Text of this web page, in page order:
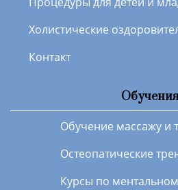
Холистические
Контакт
Обучения
Обучение массажу и
Остеопатические
Курсы по